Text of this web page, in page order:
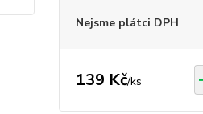
Nejsme plátci DPH
139 Kč/ks